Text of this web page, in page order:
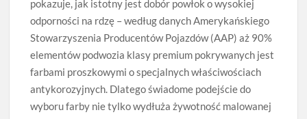
pokazuje, jak istotny jest dobór powłok o wysokiej
odporności na rdzę – według danych Amerykańskiego
Stowarzyszenia Producentów Pojazdów (AAP) aż 90%
elementów podwozia klasy premium pokrywanych jest
farbami proszkowymi o specjalnych właściwościach
antykorozyjnych. Dlatego świadome podejście do
wyboru farby nie tylko wydłuża żywotność malowanej